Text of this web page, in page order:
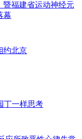
暨福建省运动神经元
幕
约北京
丁一样思考